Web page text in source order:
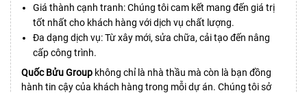
Giá thành cạnh tranh: Chúng tôi cam kết mang đến giá trị
tốt nhất cho khách hàng với dịch vụ chất lượng.
Đa dạng dịch vụ: Từ xây mới, sửa chữa, cải tạo đến nâng
cấp công trình.
Quốc Bửu Group không chỉ là nhà thầu mà còn là bạn đồng
hành tin cậy của khách hàng trong mỗi dự án. Chúng tôi sở